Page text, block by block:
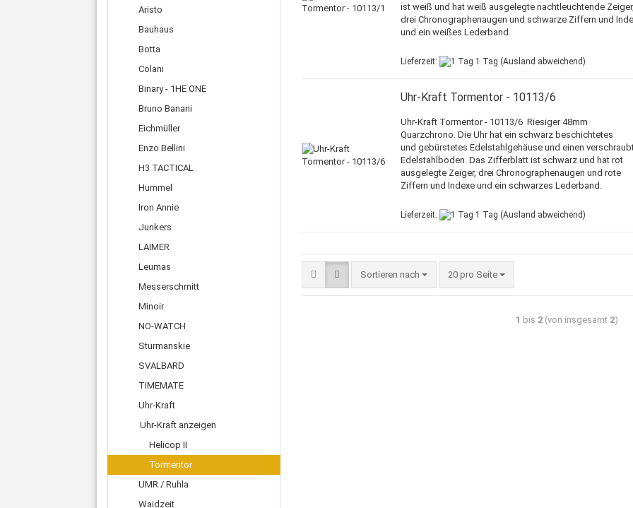
ist weiß und hat weiß ausgelegte nachtleuchtende
drei Chronographenaugen und schwarze Ziffern und
und ein weißes Lederband.
Lieferzeit: 1 Tag (Ausland abweichend)
Uhr-Kraft Tormentor - 10113/6
Uhr-Kraft Tormentor - 10113/6 Riesiger 48mm
Quarzchrono. Die Uhr hat ein schwarz beschichtetes
und gebürstetes Edelstahlgehäuse und einen
Edelstahlboden. Das Zifferblatt ist schwarz und hat rot
ausgelegte Zeiger, drei Chronographenaugen und rote
Ziffern und Indexe und ein schwarzes Lederband.
Lieferzeit: 1 Tag (Ausland abweichend)
Sortieren nach 20 pro Seite
1 bis 2(von insgesamt 2)
Aristo
Bauhaus
Botta
Colani
Binary - 1HE ONE
Bruno Banani
Eichmüller
Enzo Bellini
H3 TACTICAL
Hummel
Iron Annie
Junkers
LAIMER
Leumas
Messerschmitt
Minoir
NO-WATCH
Sturmanskie
SVALBARD
TIMEMATE
Uhr-Kraft
Uhr-Kraft anzeigen
Helicop II
Tormentor
UMR / Ruhla
Waidzeit